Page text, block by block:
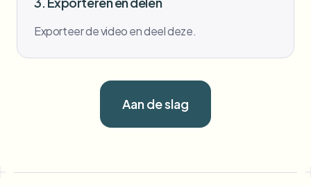
Exporteer de video en deel deze.
Aan de slag